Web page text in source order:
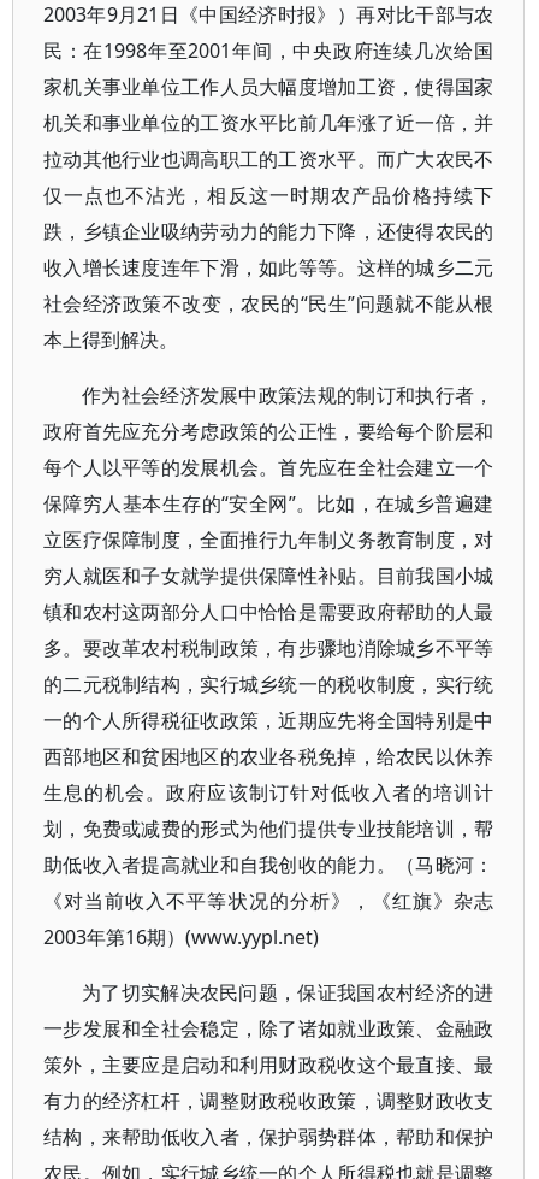
2003年9月21日《中国经济时报》）再对比干部与农
民：在1998年至2001年间，中央政府连续几次给国
家机关事业单位工作人员大幅度增加工资，使得国家
机关和事业单位的工资水平比前几年涨了近一倍，并
拉动其他行业也调高职工的工资水平。而广大农民不
仅一点也不沾光，相反这一时期农产品价格持续下
跌，乡镇企业吸纳劳动力的能力下降，还使得农民的
收入增长速度连年下滑，如此等等。这样的城乡二元
社会经济政策不改变，农民的“民生”问题就不能从根
本上得到解决。
作为社会经济发展中政策法规的制订和执行者，
政府首先应充分考虑政策的公正性，要给每个阶层和
每个人以平等的发展机会。首先应在全社会建立一个
保障穷人基本生存的“安全网”。比如，在城乡普遍建
立医疗保障制度，全面推行九年制义务教育制度，对
穷人就医和子女就学提供保障性补贴。目前我国小城
镇和农村这两部分人口中恰恰是需要政府帮助的人最
多。要改革农村税制政策，有步骤地消除城乡不平等
的二元税制结构，实行城乡统一的税收制度，实行统
一的个人所得税征收政策，近期应先将全国特别是中
西部地区和贫困地区的农业各税免掉，给农民以休养
生息的机会。政府应该制订针对低收入者的培训计
划，免费或减费的形式为他们提供专业技能培训，帮
助低收入者提高就业和自我创收的能力。（马晓河：
《对当前收入不平等状况的分析》，《红旗》杂志
2003年第16期）(www.yypl.net)
为了切实解决农民问题，保证我国农村经济的进
一步发展和全社会稳定，除了诸如就业政策、金融政
策外，主要应是启动和利用财政税收这个最直接、最
有力的经济杠杆，调整财政税收政策，调整财政收支
结构，来帮助低收入者，保护弱势群体，帮助和保护
农民。例如，实行城乡统一的个人所得税也就是调整